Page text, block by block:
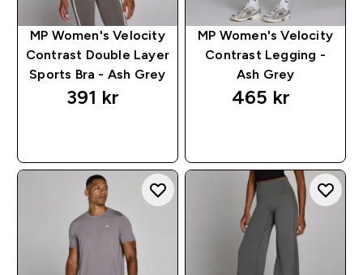
MP Women's Velocity
Contrast Double Layer
Sports Bra - Ash Grey
391 kr‎
MP Women's Velocity
Contrast Legging -
Ash Grey
465 kr‎